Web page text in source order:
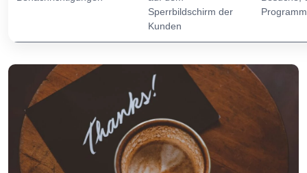
Sperrbildschirm der
Kunden